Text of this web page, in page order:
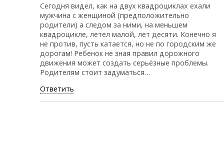
Сегодня видел, как на двух квадроциклах ехали
мужчина с женщиной (предположительно
родители) а следом за ними, на меньшем
квадроцикле, летел малой, лет десяти. Конечно я
не против, пусть катается, но не по городским же
дорогам! Ребенок не зная правил дорожного
движения может создать серьёзные проблемы.
Родителям стоит задуматься…
Ответить